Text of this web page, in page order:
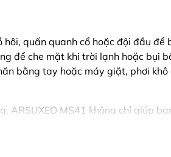
hôi, quấn quanh cổ hoặc đội đầu
để che mặt khi trời lạnh hoặc bụi
bằng tay hoặc máy giặt, phơi
ARSUXEO MS41 không chỉ giúp